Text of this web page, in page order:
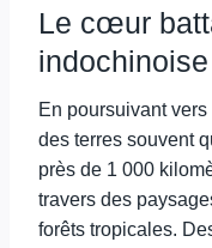
Le cœur
indochinoise
En poursuivant
des terres souvent
près de 1 000
travers des
forêts tropicales.